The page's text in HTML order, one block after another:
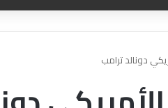
دونالد ترامب